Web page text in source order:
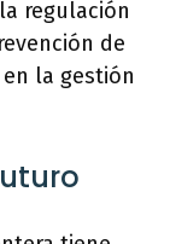
regulación
de
la gestión